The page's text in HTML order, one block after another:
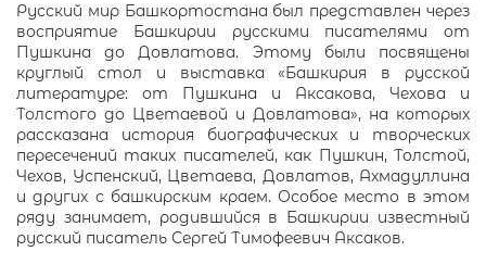
Русский мир Башкортостана был представлен через
восприятие Башкирии русскими писателями от
Пушкина до Довлатова. Этому были посвящены
круглый стол и выставка «Башкирия в русской
литературе: от Пушкина и Аксакова, Чехова и
Толстого до Цветаевой и Довлатова», на которых
рассказана история биографических и творческих
пересечений таких писателей, как Пушкин, Толстой,
Чехов, Успенский, Цветаева, Довлатов, Ахмадуллина
и других с башкирским краем. Особое место в этом
ряду занимает, родившийся в Башкирии известный
русский писатель Сергей Тимофеевич Аксаков.